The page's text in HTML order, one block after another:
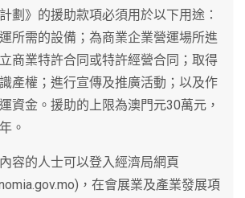
劃》的援助款項必須用於以下用途：
所需的設備；為商業企業營運場所進
商業特許合同或特許經營合同；取得
產權；進行宣傳及推廣活動；以及作
資金。援助的上限為澳門元30萬元，
。
容的人士可以登入經濟局網頁
，在會展業及產業發展項